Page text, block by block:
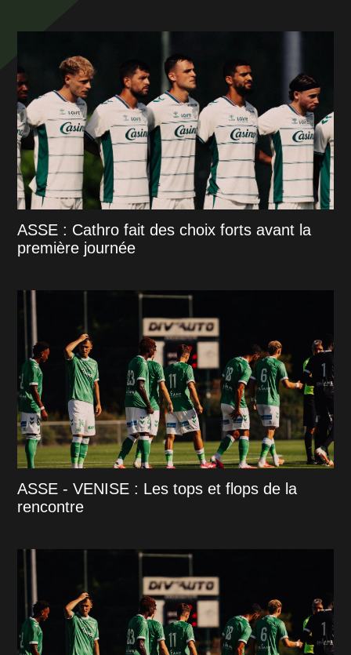
ASSE : Cathro fait des choix forts avant la
première journée
ASSE - VENISE : Les tops et flops de la
rencontre